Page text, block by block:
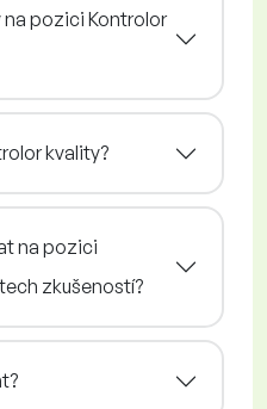
na pozici Kontrolor
kvality?
na pozici
zkušeností?